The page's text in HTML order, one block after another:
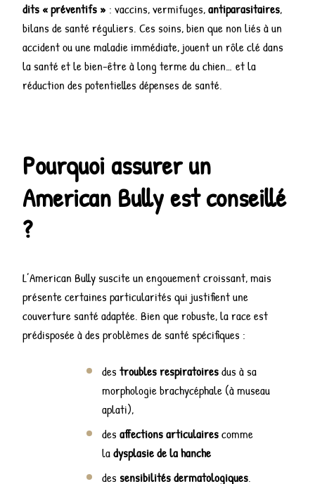
dits « préventifs » : vaccins, vermifuges,antiparasitaires,
bilans de santé réguliers. Ces soins, bien que non liés à un
accident ou une maladie immédiate, jouent un rôle clé dans
la santé et le bien-être à long terme du chien… et la
réduction des potentielles dépenses de santé.
Pourquoi assurer un
American Bully est conseillé
?
L’American Bully suscite un engouement croissant, mais
présente certaines particularités qui justifient une
couverture santé adaptée. Bien que robuste, la race est
prédisposée à des problèmes de santé spécifiques :
des troubles respiratoiresdus à sa
morphologie brachycéphale (à museau
aplati),
des affections articulairescomme
ladysplasie de la hanche
des sensibilités dermatologiques.